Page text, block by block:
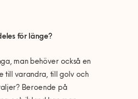
för länge?
man behöver också en
till varandra, till golv och
Beroende på